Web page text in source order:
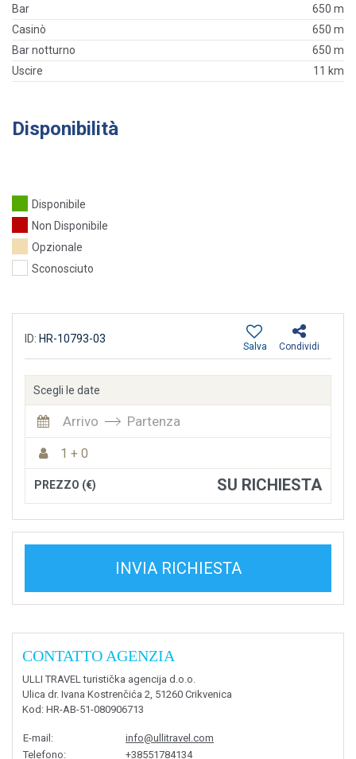
Bar
650 m
Casinò
650 m
Bar notturno
650 m
Uscire
11 km
Disponibilità
Disponibile
Non Disponibile
Opzionale
Sconosciuto
ID: HR-10793-03
Condividi
Salva
Scegli le date
Arrivo Partenza
1 + 0
PREZZO (€) SU RICHIESTA
INVIA RICHIESTA
CONTATTO AGENZIA
ULLI TRAVEL turistička agencija d.o.o.
Ulica dr. Ivana Kostrenčića 2, 51260 Crikvenica
Kod : HR-AB-51-080906713
E-mail :
info@ullitravel.com
Telefono: +38551784134